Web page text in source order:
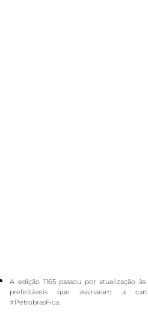
A edição 1165 passou por atualização às
prefeitáveis que assinaram a
#PetrobrasFica.